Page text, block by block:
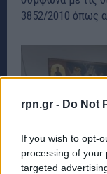
rpn.gr - Do Not
If you wish to opt-
processing of your
targeted
3852/2010 όπως